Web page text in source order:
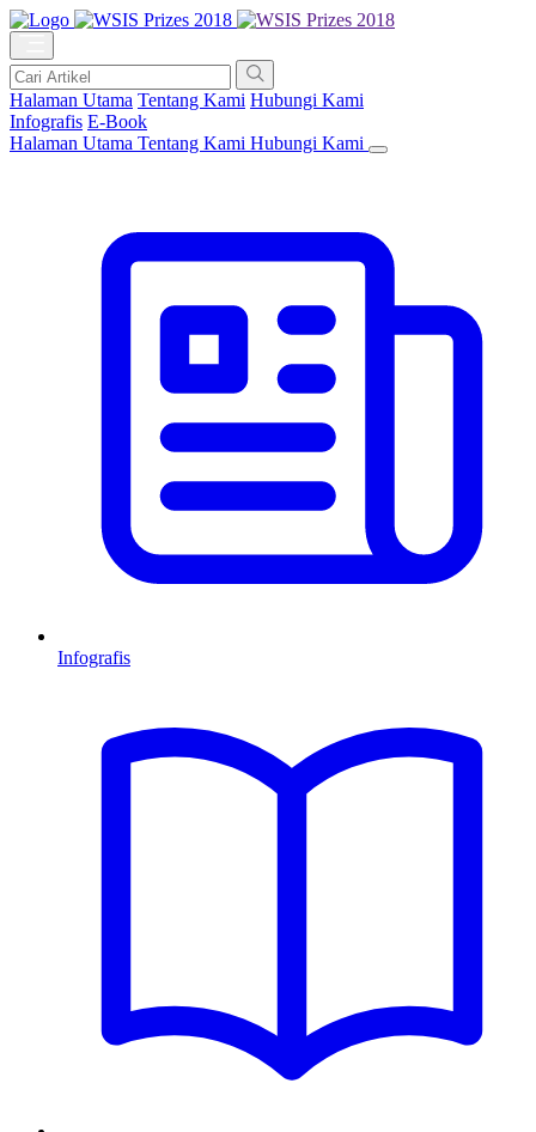
Halaman Utama Tentang Kami Hubungi Kami
Infografis E-Book
Halaman Utama Tentang Kami Hubungi Kami
Infografis